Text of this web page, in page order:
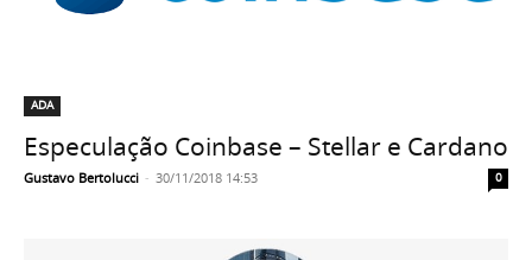
ADA
Especulação Coinbase – Stellar e Cardano
Gustavo Bertolucci - 30/11/2018 14:53 0